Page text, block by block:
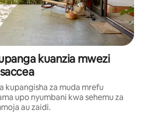
kuanzia mwezi
kupangisha za muda mrefu
upo nyumbani kwa sehemu za
au zaidi.